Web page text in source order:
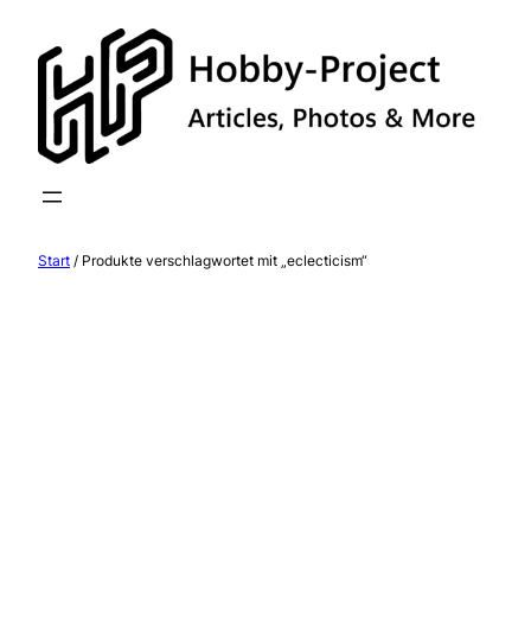
Inhalt
springen
Start / Produkte verschlagwortet mit „eclecticism“